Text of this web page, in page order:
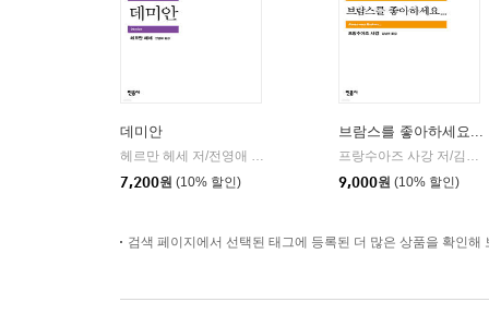
데미안
헤르만 헤세 저/전영애 역
7,200원 (10% 할인)
브람스를 좋아하세요...
프랑수아즈 사강 저/김남주 역
9,000원 (10% 할인)
검색 페이지에서 선택된 태그에 등록된 더 많은 상품을 확인해